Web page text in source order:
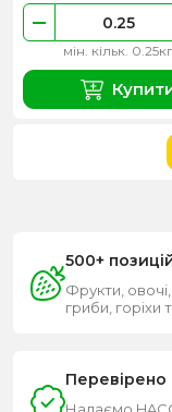
мін. кільк. 0.25кг
500+
Фрукти,
гриби, горіхи
Перевірено